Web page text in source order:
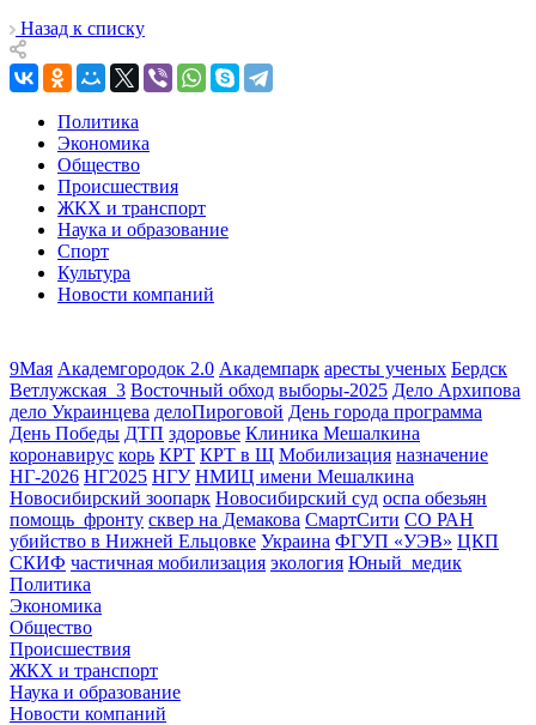
Назад к списку
Политика
Экономика
Общество
Происшествия
ЖКХ и транспорт
Наука и образование
Спорт
Культура
Новости компаний
9Мая Академгородок 2.0 Академпарк аресты ученых Бердск
Ветлужская_3 Восточный обход выборы-2025 Дело Архипова
дело Украинцева делоПироговой День города программа
День Победы ДТП здоровье Клиника Мешалкина
коронавирус корь КРТ КРТ в Щ Мобилизация назначение
НГ-2026 НГ2025 НГУ НМИЦ имени Мешалкина
Новосибирский зоопарк Новосибирский суд оспа обезьян
помощь_фронту сквер на Демакова СмартСити СО РАН
убийство в Нижней Ельцовке Украина ФГУП «УЭВ» ЦКП
СКИФ частичная мобилизация экология Юный_медик
Политика
Экономика
Общество
Происшествия
ЖКХ и транспорт
Наука и образование
Новости компаний